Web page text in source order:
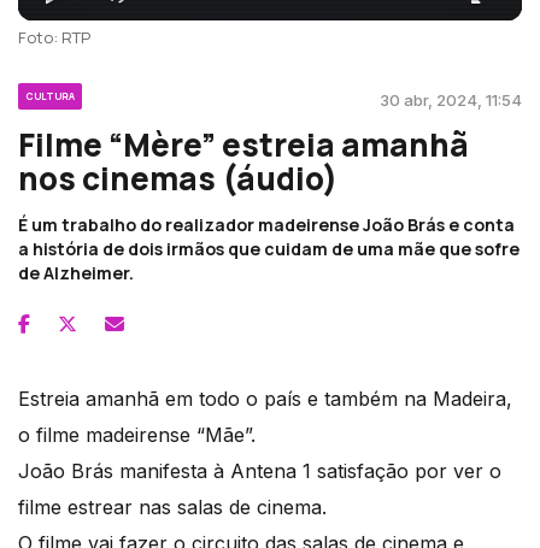
Foto: RTP
CULTURA 30 abr, 2024, 11:54
Filme “Mère” estreia amanhã
nos cinemas (áudio)
É um trabalho do realizador madeirense João Brás e conta
a história de dois irmãos que cuidam de uma mãe que sofre
de Alzheimer.
Estreia amanhã em todo o país e também na Madeira,
o filme madeirense “Mãe”.
João Brás manifesta à Antena 1 satisfação por ver o
filme estrear nas salas de cinema.
O filme vai fazer o circuito das salas de cinema e